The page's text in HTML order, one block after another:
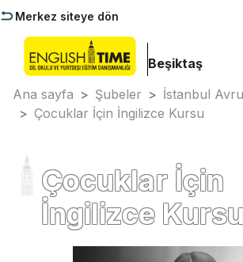
Merkez siteye dön
Beşiktaş
Ana sayfa > Şubeler > İstanbul
> Çocuklar İçin İngilizce Kursu
Çocuklar İçin
İngilizce Kursu